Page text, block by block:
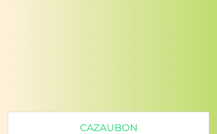
CAZAUBON